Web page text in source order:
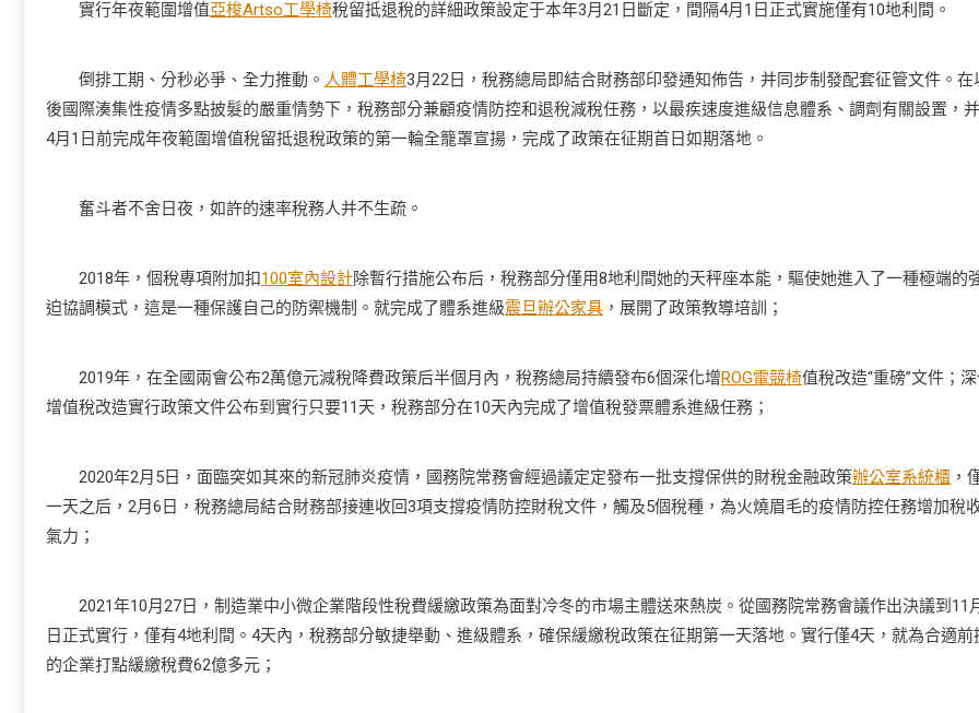
實行年夜範圍增值亞梭Artso工學椅稅留抵退稅的詳細政策設定于本年3月21日斷定，間隔4月1日正式實施僅有10地利間。
倒排工期、分秒必爭、全力推動。 人體工學椅3月22日，稅務總局即結合財務部印發通知佈告，并同步制發配套征管文件。在
後國際湊集性疫情多點披髮的嚴重情勢下，稅務部分兼顧疫情防控和退稅減稅任務，以最疾速度進級信息體系、調劑有關設置，
4月1日前完成年夜範圍增值稅留抵退稅政策的第一輪全籠罩宣揚，完成了政策在征期首日如期落地。
奮斗者不舍日夜，如許的速率稅務人并不生疏。
2018年，個稅專項附加扣100室內設計除暫行措施公布后，稅務部分僅用8地利間她的天秤座本能，驅使她進入了一種極端的
迫協調模式，這是一種保護自己的防禦機制。就完成了體系進級震旦辦公家具 ，展開了政策教導培訓；
2019年，在全國兩會公布2萬億元減稅降費政策后半個月內，稅務總局持續發布6個深化增ROG電競椅值稅改造“重磅”文件；
增值稅改造實行政策文件公布到實行只要11天，稅務部分在10天內完成了增值稅發票體系進級任務；
2020年2月5日，面臨突如其來的新冠肺炎疫情，國務院常務會經過議定定發布一批支撐保供的財稅金融政策辦公室系統櫃 ，
一天之后，2月6日，稅務總局結合財務部接連收回3項支撐疫情防控財稅文件，觸及5個稅種，為火燒眉毛的疫情防控任務增加稅
氣力；
2021年10月27日，制造業中小微企業階段性稅費緩繳政策為面對冷冬的市場主體送來熱炭。從國務院常務會議作出決議到11
日正式實行，僅有4地利間。4天內，稅務部分敏捷舉動、進級體系，確保緩繳稅政策在征期第一天落地。實行僅4天，就為合適前
的企業打點緩繳稅費62億多元；